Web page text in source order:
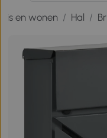
en wonen / Hal /